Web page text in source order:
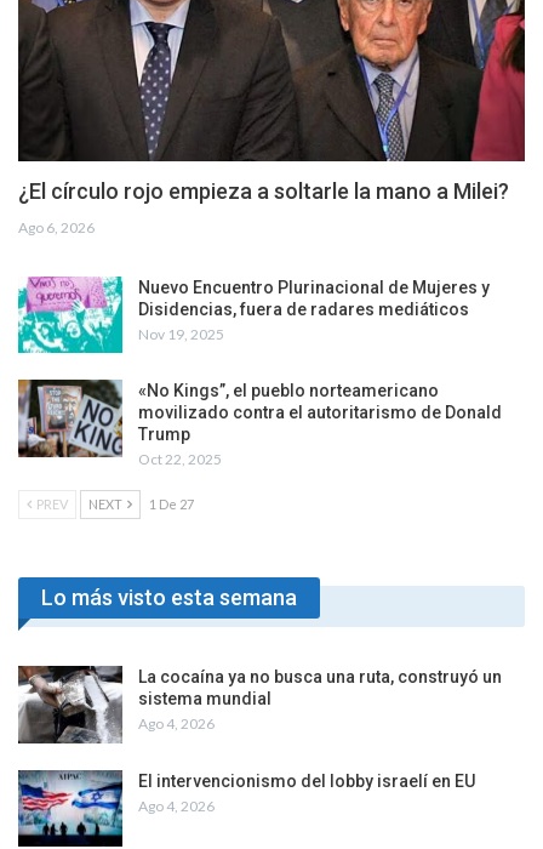
¿El círculo rojo empieza a soltarle la mano a Milei?
Ago 6, 2026
Nuevo Encuentro Plurinacional de Mujeres y
Disidencias, fuera de radares mediáticos
Nov 19, 2025
«No Kings”, el pueblo norteamericano
movilizado contra el autoritarismo de Donald
Trump
Oct 22, 2025
PREV NEXT 1 De 27
Lo más visto esta semana
La cocaína ya no busca una ruta, construyó un
sistema mundial
Ago 4, 2026
El intervencionismo del lobby israelí en EU
Ago 4, 2026